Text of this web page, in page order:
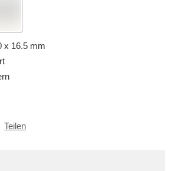
x 16.5 mm
Teilen